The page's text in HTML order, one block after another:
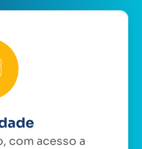
com acesso a